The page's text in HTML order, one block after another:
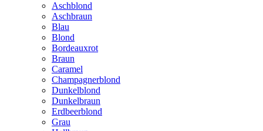
Aschblond
Aschbraun
Blau
Blond
Bordeauxrot
Braun
Caramel
Champagnerblond
Dunkelblond
Dunkelbraun
Erdbeerblond
Grau